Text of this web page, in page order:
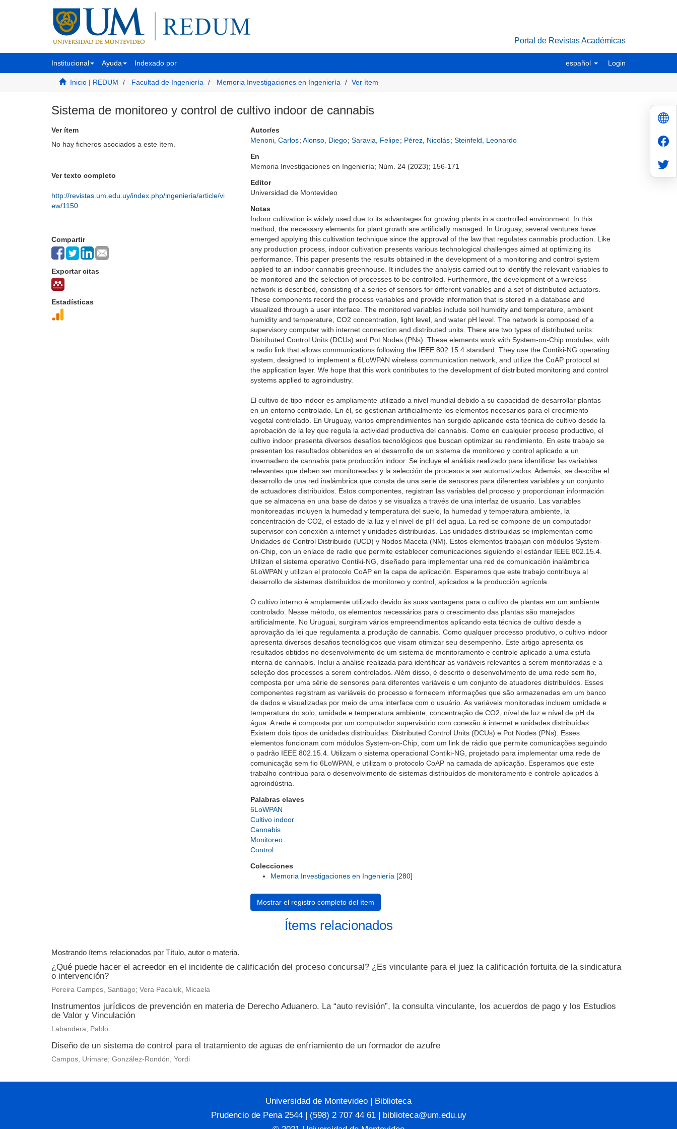
Portal de Revistas Académicas
Institucional Ayuda Indexado por español Login
Inicio | REDUM Facultad de Ingeniería Memoria Investigaciones en Ingeniería Ver ítem
Sistema de monitoreo y control de cultivo indoor de cannabis
Ver ítem
No hay ficheros asociados a este ítem.
Ver texto completo
http://revistas.um.edu.uy/index.php/ingenieria/article/vi
ew/1150
Compartir
Exportar citas
Estadísticas
Autor/es
Menoni, Carlos; Alonso, Diego; Saravia, Felipe; Pérez, Nicolás; Steinfeld, Leonardo
En
Memoria Investigaciones en Ingeniería; Núm. 24 (2023); 156-171
Editor
Universidad de Montevideo
Notas
Indoor cultivation is widely used due to its advantages for growing plants in a controlled environment. In this
method, the necessary elements for plant growth are artificially managed. In Uruguay, several ventures have
emerged applying this cultivation technique since the approval of the law that regulates cannabis production. Like
any production process, indoor cultivation presents various technological challenges aimed at optimizing its
performance. This paper presents the results obtained in the development of a monitoring and control system
applied to an indoor cannabis greenhouse. It includes the analysis carried out to identify the relevant variables to
be monitored and the selection of processes to be controlled. Furthermore, the development of a wireless
network is described, consisting of a series of sensors for different variables and a set of distributed actuators.
These components record the process variables and provide information that is stored in a database and
visualized through a user interface. The monitored variables include soil humidity and temperature, ambient
humidity and temperature, CO2 concentration, light level, and water pH level. The network is composed of a
supervisory computer with internet connection and distributed units. There are two types of distributed units:
Distributed Control Units (DCUs) and Pot Nodes (PNs). These elements work with System-on-Chip modules, with
a radio link that allows communications following the IEEE 802.15.4 standard. They use the Contiki-NG operating
system, designed to implement a 6LoWPAN wireless communication network, and utilize the CoAP protocol at
the application layer. We hope that this work contributes to the development of distributed monitoring and control
systems applied to agroindustry.
El cultivo de tipo indoor es ampliamente utilizado a nivel mundial debido a su capacidad de desarrollar plantas
en un entorno controlado. En él, se gestionan artificialmente los elementos necesarios para el crecimiento
vegetal controlado. En Uruguay, varios emprendimientos han surgido aplicando esta técnica de cultivo desde la
aprobación de la ley que regula la actividad productiva del cannabis. Como en cualquier proceso productivo, el
cultivo indoor presenta diversos desafíos tecnológicos que buscan optimizar su rendimiento. En este trabajo se
presentan los resultados obtenidos en el desarrollo de un sistema de monitoreo y control aplicado a un
invernadero de cannabis para producción indoor. Se incluye el análisis realizado para identificar las variables
relevantes que deben ser monitoreadas y la selección de procesos a ser automatizados. Además, se describe el
desarrollo de una red inalámbrica que consta de una serie de sensores para diferentes variables y un conjunto
de actuadores distribuidos. Estos componentes, registran las variables del proceso y proporcionan información
que se almacena en una base de datos y se visualiza a través de una interfaz de usuario. Las variables
monitoreadas incluyen la humedad y temperatura del suelo, la humedad y temperatura ambiente, la
concentración de CO2, el estado de la luz y el nivel de pH del agua. La red se compone de un computador
supervisor con conexión a internet y unidades distribuidas. Las unidades distribuidas se implementan como
Unidades de Control Distribuido (UCD) y Nodos Maceta (NM). Estos elementos trabajan con módulos System-
on-Chip, con un enlace de radio que permite establecer comunicaciones siguiendo el estándar IEEE 802.15.4.
Utilizan el sistema operativo Contiki-NG, diseñado para implementar una red de comunicación inalámbrica
6LoWPAN y utilizan el protocolo CoAP en la capa de aplicación. Esperamos que este trabajo contribuya al
desarrollo de sistemas distribuidos de monitoreo y control, aplicados a la producción agrícola.
O cultivo interno é amplamente utilizado devido às suas vantagens para o cultivo de plantas em um ambiente
controlado. Nesse método, os elementos necessários para o crescimento das plantas são manejados
artificialmente. No Uruguai, surgiram vários empreendimentos aplicando esta técnica de cultivo desde a
aprovação da lei que regulamenta a produção de cannabis. Como qualquer processo produtivo, o cultivo indoor
apresenta diversos desafios tecnológicos que visam otimizar seu desempenho. Este artigo apresenta os
resultados obtidos no desenvolvimento de um sistema de monitoramento e controle aplicado a uma estufa
interna de cannabis. Inclui a análise realizada para identificar as variáveis ​​relevantes a serem monitoradas e a
seleção dos processos a serem controlados. Além disso, é descrito o desenvolvimento de uma rede sem fio,
composta por uma série de sensores para diferentes variáveis ​​e um conjunto de atuadores distribuídos. Esses
componentes registram as variáveis ​​do processo e fornecem informações que são armazenadas em um banco
de dados e visualizadas por meio de uma interface com o usuário. As variáveis ​​monitoradas incluem umidade e
temperatura do solo, umidade e temperatura ambiente, concentração de CO2, nível de luz e nível de pH da
água. A rede é composta por um computador supervisório com conexão à internet e unidades distribuídas.
Existem dois tipos de unidades distribuídas: Distributed Control Units (DCUs) e Pot Nodes (PNs). Esses
elementos funcionam com módulos System-on-Chip, com um link de rádio que permite comunicações seguindo
o padrão IEEE 802.15.4. Utilizam o sistema operacional Contiki-NG, projetado para implementar uma rede de
comunicação sem fio 6LoWPAN, e utilizam o protocolo CoAP na camada de aplicação. Esperamos que este
trabalho contribua para o desenvolvimento de sistemas distribuídos de monitoramento e controle aplicados à
agroindústria.
Palabras claves
6LoWPAN
Cultivo indoor
Cannabis
Monitoreo
Control
Colecciones
Memoria Investigaciones en Ingeniería [280]
Mostrar el registro completo del ítem
Ítems relacionados
Mostrando ítems relacionados por Título, autor o materia.
¿Qué puede hacer el acreedor en el incidente de calificación del proceso concursal? ¿Es vinculante para el juez la calificación fortuita de la sindicatura
o intervención?
Pereira Campos, Santiago; Vera Pacaluk, Micaela
Instrumentos jurídicos de prevención en materia de Derecho Aduanero. La “auto revisión”, la consulta vinculante, los acuerdos de pago y los Estudios
de Valor y Vinculación
Labandera, Pablo
Diseño de un sistema de control para el tratamiento de aguas de enfriamiento de un formador de azufre
Campos, Urimare; González-Rondón, Yordi
Universidad de Montevideo | Biblioteca
Prudencio de Pena 2544 | (598) 2 707 44 61 | biblioteca@um.edu.uy